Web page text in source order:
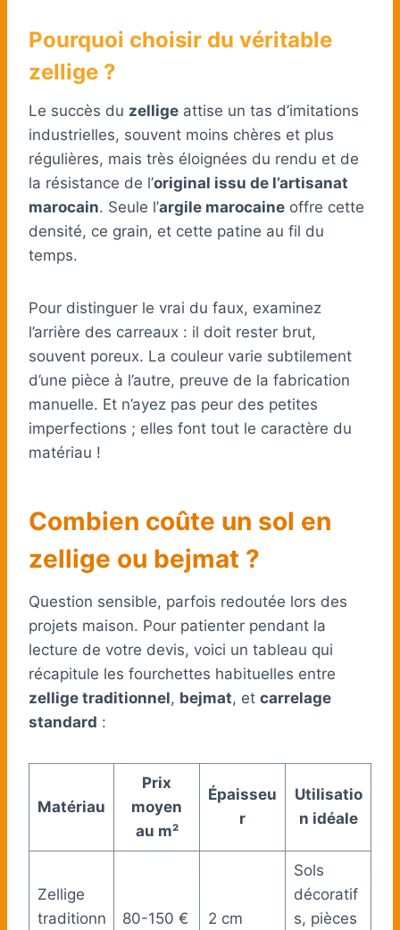
Pourquoi choisir du véritable
zellige ?
Le succès du zellige attise un tas d’imitations
industrielles, souvent moins chères et plus
régulières, mais très éloignées du rendu et de
la résistance de l’original issu de l’artisanat
marocain. Seule l’argile marocaine offre cette
densité, ce grain, et cette patine au fil du
temps.
Pour distinguer le vrai du faux, examinez
l’arrière des carreaux : il doit rester brut,
souvent poreux. La couleur varie subtilement
d’une pièce à l’autre, preuve de la fabrication
manuelle. Et n’ayez pas peur des petites
imperfections ; elles font tout le caractère du
matériau !
Combien coûte un sol en
zellige ou bejmat ?
Question sensible, parfois redoutée lors des
projets maison. Pour patienter pendant la
lecture de votre devis, voici un tableau qui
récapitule les fourchettes habituelles entre
zellige traditionnel, bejmat, et carrelage
standard :
Matériau
Prix
moyen
au m²
Épaisseu
r
Utilisatio
n idéale
Zellige
traditionn
80-150 € 2 cm
Sols
décoratif
s, pièces